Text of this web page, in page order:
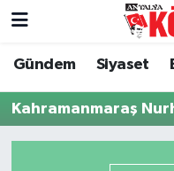
Gündem Siyaset
Kahramanmaraş
Gündem
Siyaset
Nöbetçi
Hava Durumu